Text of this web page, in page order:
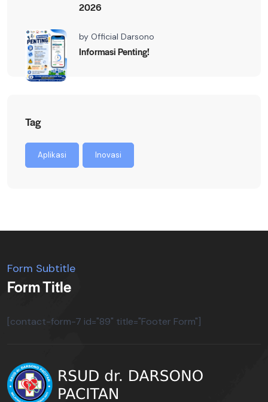
2026
by Official Darsono
Informasi Penting!
Tag
Aplikasi Inovasi
Form Subtitle
Form Title
[contact-form-7 id="89" title="Footer Form"]